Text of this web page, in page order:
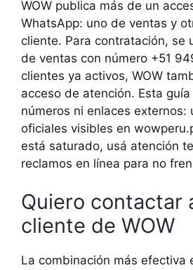
WOW publica más de un
WhatsApp: uno de ventas y
cliente. Para contratación, se
de ventas con número +51
clientes ya activos, WOW
acceso de atención. Esta
números ni enlaces externos:
oficiales visibles en
está saturado, usá atención
reclamos en línea para no
Quiero contactar
cliente de WOW
La combinación más efectiva